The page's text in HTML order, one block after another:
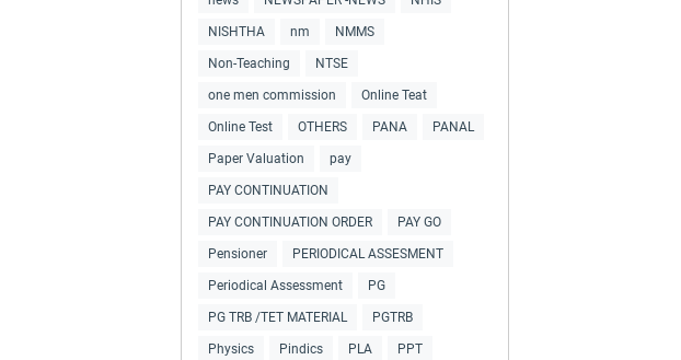
NISHTHA nm NMMS
Non-Teaching NTSE
one men commission Online Teat
Online Test OTHERS PANA PANAL
Paper Valuation pay
PAY CONTINUATION
PAY CONTINUATION ORDER PAY GO
Pensioner PERIODICAL ASSESMENT
Periodical Assessment PG
PG TRB /TET MATERIAL PGTRB
Physics Pindics PLA PPT